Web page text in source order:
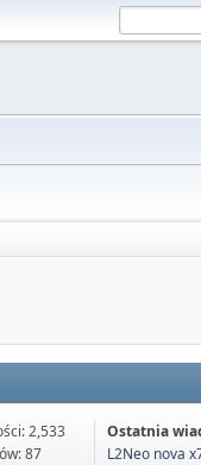
2,533
87
Ostatnia
L2Neo nova